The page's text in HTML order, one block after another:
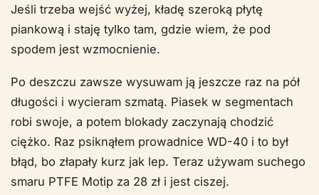
Jeśli trzeba wejść wyżej, kładę szeroką płytę
piankową i staję tylko tam, gdzie wiem, że pod
spodem jest wzmocnienie.
Po deszczu zawsze wysuwam ją jeszcze raz na pół
długości i wycieram szmatą. Piasek w segmentach
robi swoje, a potem blokady zaczynają chodzić
ciężko. Raz psiknąłem prowadnice WD-40 i to był
błąd, bo złapały kurz jak lep. Teraz używam suchego
smaru PTFE Motip za 28 zł i jest ciszej.